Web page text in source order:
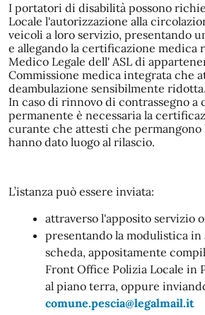
I portatori di disabilità possono
Locale l'autorizzazione alla
veicoli a loro servizio, presentando
e allegando la certificazione medica
Medico Legale dell' ASL di
Commissione medica integrata che
deambulazione sensibilmente ridotta.
In caso di rinnovo di contrassegno a
permanente è necessaria la
curante che attesti che
hanno dato luogo al rilascio.
L’istanza può essere inviata:
attraverso l'apposito servizio
presentando la modulistica in
scheda, appositamente
Front Office Polizia Locale in
al piano terra, oppure
comune.pescia@legalmail.it